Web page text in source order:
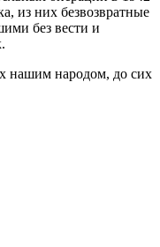
из них безвозвратные
без вести и
нашим народом, до сих